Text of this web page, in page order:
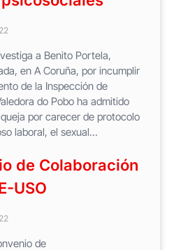
a Benito Portela,
en A Coruña, por incumplir
de la Inspección de
do Pobo ha admitido
por carecer de protocolo
laboral, el sexual...
de Colaboración
USO
de